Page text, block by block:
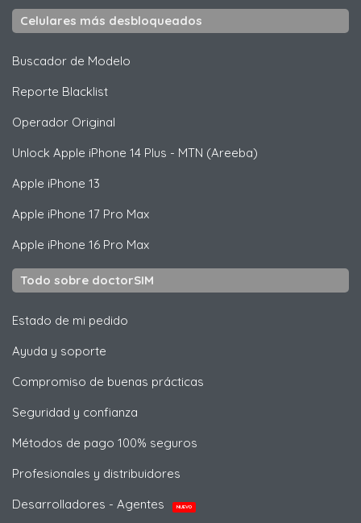
Celulares más desbloqueados
Buscador de Modelo
Reporte Blacklist
Operador Original
Unlock Apple iPhone 14 Plus - MTN (Areeba)
Apple iPhone 13
Apple iPhone 17 Pro Max
Apple iPhone 16 Pro Max
Todo sobre doctorSIM
Estado de mi pedido
Ayuda y soporte
Compromiso de buenas prácticas
Seguridad y confianza
Métodos de pago 100% seguros
Profesionales y distribuidores
Desarrolladores - Agentes
NUEVO